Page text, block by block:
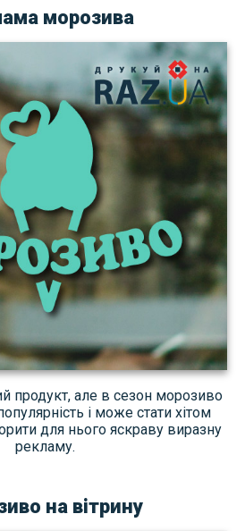
морозива
продукт, але в сезон морозиво
і може стати хітом
для нього яскраву виразну
рекламу.
на вітрину